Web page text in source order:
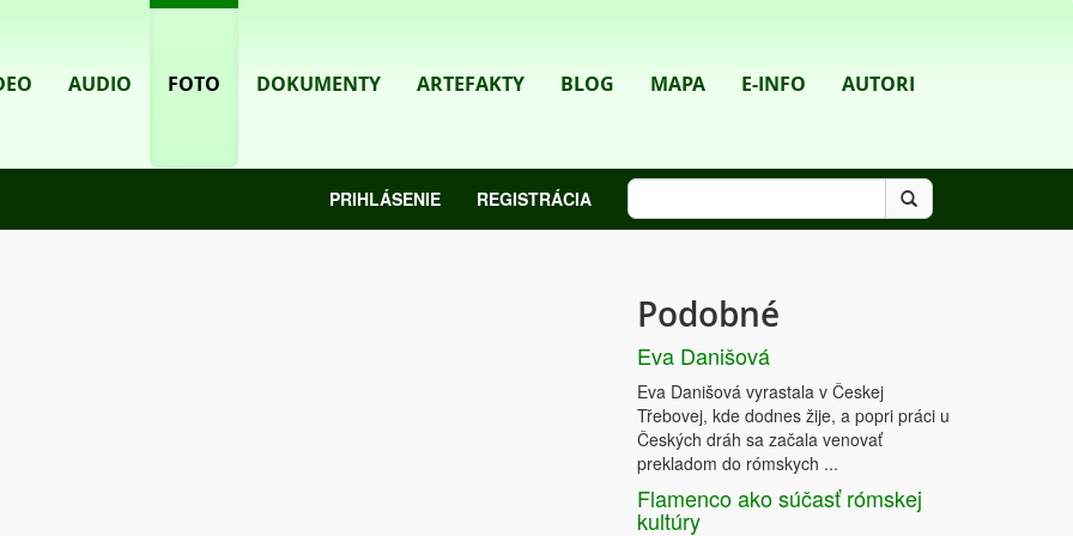
AUDIO FOTO DOKUMENTY ARTEFAKTY BLOG MAPA E-INFO AUTORI
PRIHLÁSENIE REGISTRÁCIA
Podobné
Eva Danišová
Eva Danišová vyrastala v Českej
Třebovej, kde dodnes žije, a popri práci u
Českých dráh sa začala venovať
prekladom do rómskych ...
Flamenco ako súčasť rómskej
kultúry